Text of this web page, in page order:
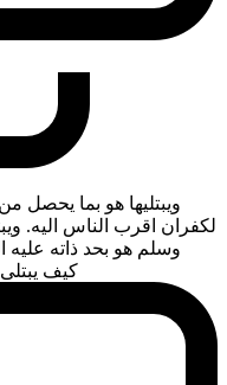
ويبتليها هو بما يحصل
لكفران اقرب الناس اليه.
وسلم هو بحد ذاته عليه
كيف